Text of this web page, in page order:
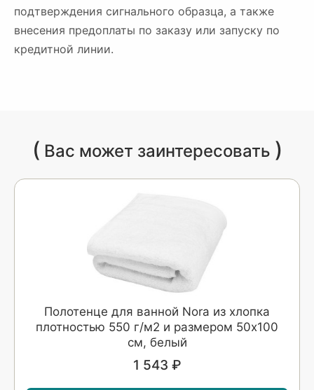
подтверждения сигнального образца, а также
внесения предоплаты по заказу или запуску по
кредитной линии.
( Вас может заинтересовать )
Полотенце для ванной Nora из хлопка
плотностью 550 г/м2 и размером 50x100
см, белый
1 543 ₽